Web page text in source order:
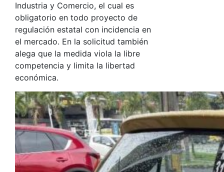
Industria y Comercio, el cual es
obligatorio en todo proyecto de
regulación estatal con incidencia en
el mercado. En la solicitud también
alega que la medida viola la libre
competencia y limita la libertad
económica.